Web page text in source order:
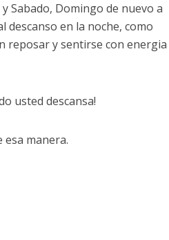
Sabado, Domingo de nuevo a
descanso en la noche, como
reposar y sentirse con energia
usted descansa!
esa manera.